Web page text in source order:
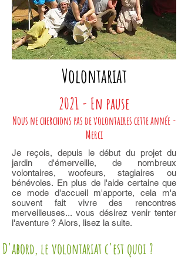
Volontariat
2021 - En pause
Nous ne cherchons pas de volontaires cette année -
Merci
Je reçois, depuis le début du projet du
jardin d'émerveille, de nombreux
volontaires, woofeurs, stagiaires ou
bénévoles. En plus de l'aide certaine que
ce mode d'accueil m'apporte, cela m'a
souvent fait vivre des rencontres
merveilleuses... vous désirez venir tenter
l'aventure ? Alors, lisez la suite.
D'abord, le volontariat c'est quoi ?